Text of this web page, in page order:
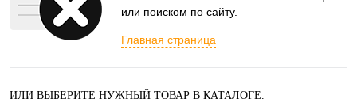
или поиском по сайту.
Главная страница
ИЛИ ВЫБЕРИТЕ НУЖНЫЙ ТОВАР В КАТАЛОГЕ.